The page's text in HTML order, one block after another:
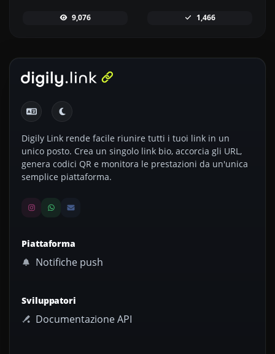
9,076 1,466
Digily Link rende facile riunire tutti i tuoi link in un
unico posto. Crea un singolo link bio, accorcia gli URL,
genera codici QR e monitora le prestazioni da un'unica
semplice piattaforma.
Piattaforma
Notifiche push
Sviluppatori
Documentazione API